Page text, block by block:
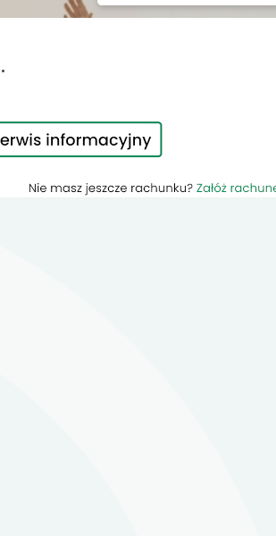
.